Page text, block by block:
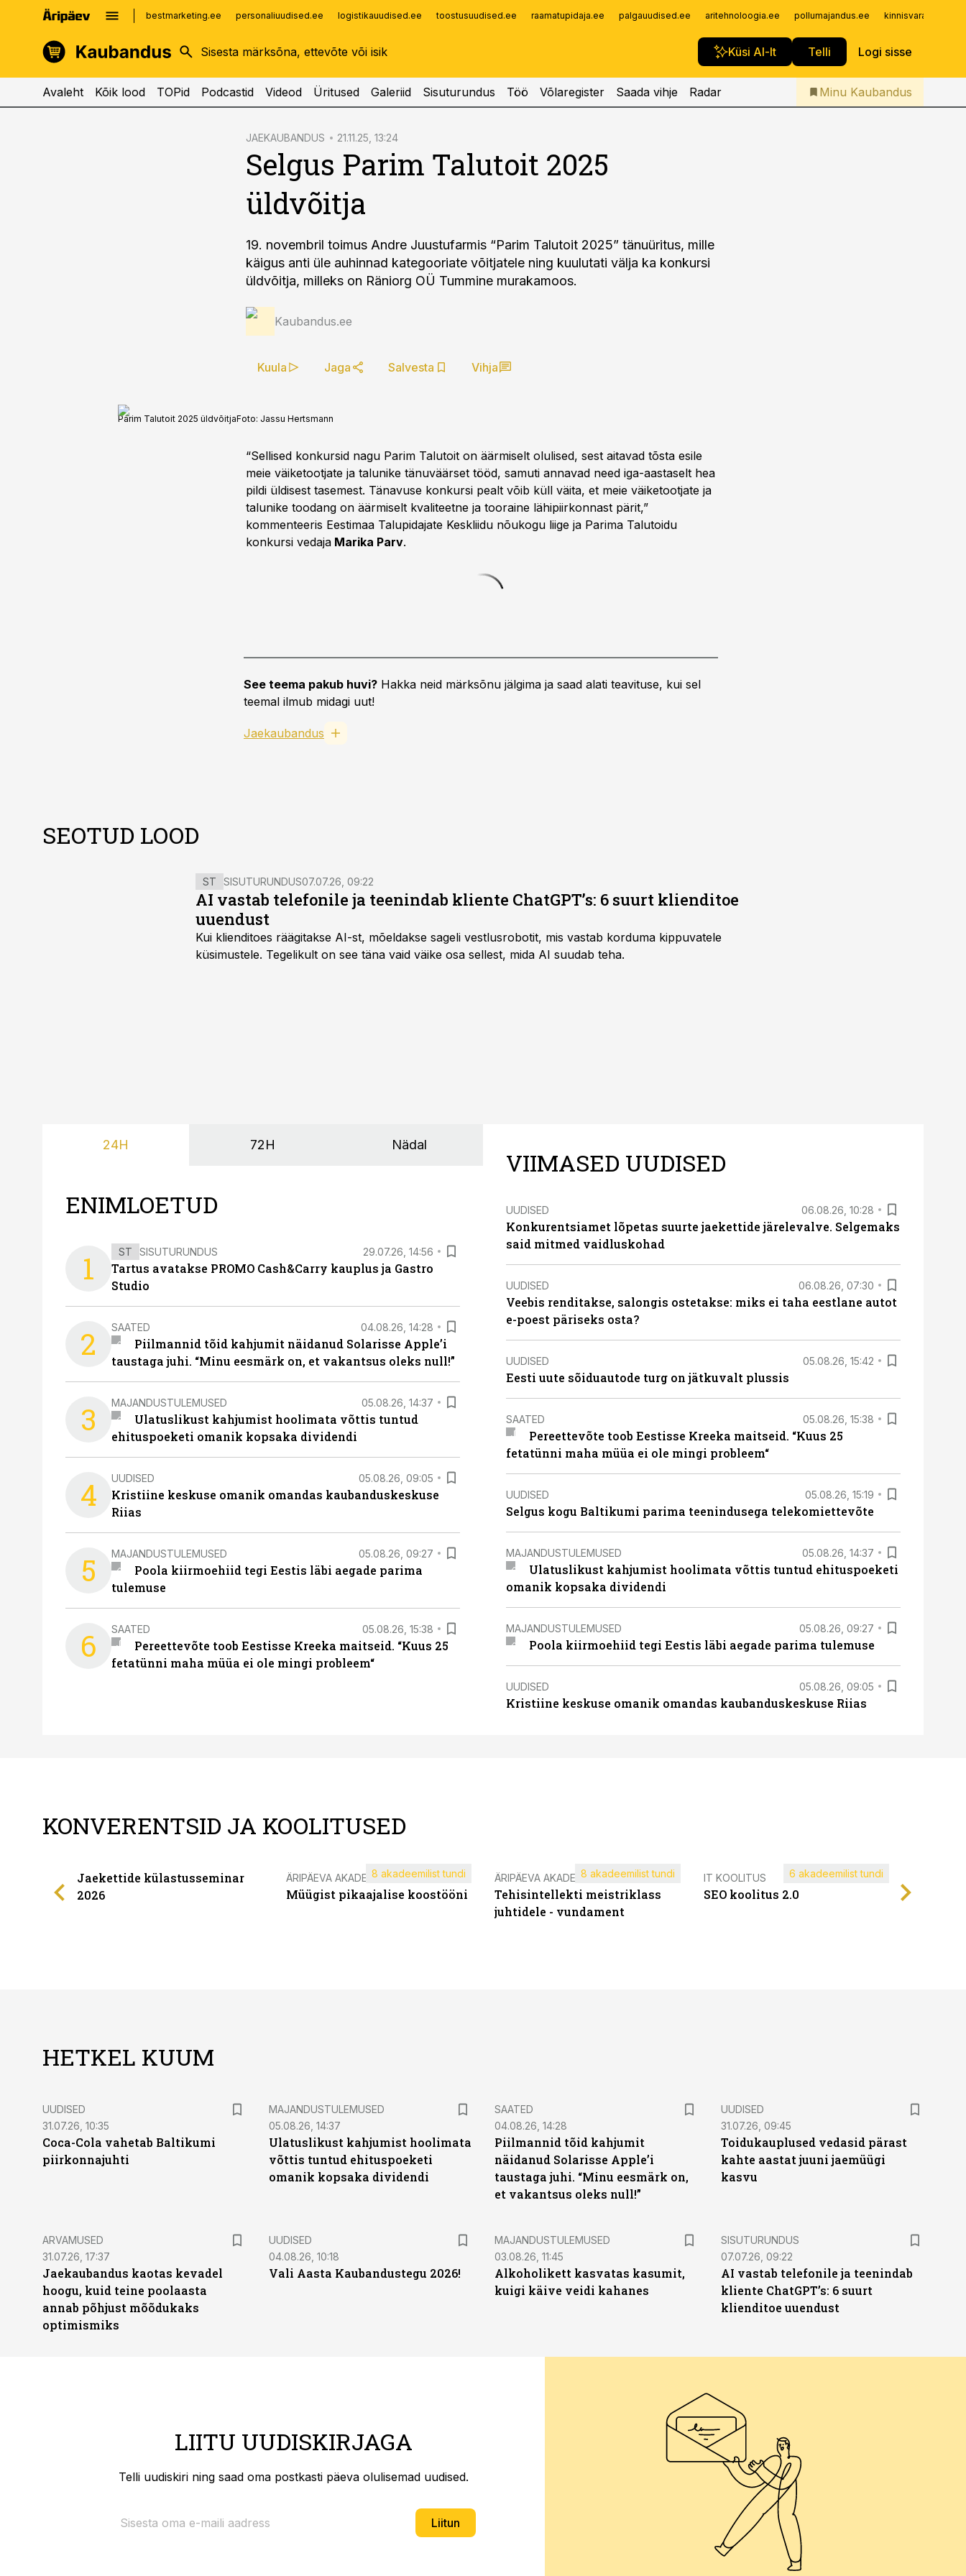
bestmarketing.ee personaliuudised.ee logistikauudised.ee toostusuudised.ee raamatupidaja.ee palgauudised.ee aritehnoloogia.ee pollumajandus.ee
Küsi AI-lt Telli Logi sisse
kinnisvarauudised.ee
logistikauudised.ee
imelineajalugu.ee
Infopank
Iseteenindus
Telli Kaubandus
Avaleht Kõik lood TOPid Podcastid Videod Üritused Galeriid Sisuturundus Töö Võlaregister Saada vihje Radar Minu Kaubandus
JAEKAUBANDUS 21.11.25, 13:24
Selgus Parim Talutoit 2025
üldvõitja
19. novembril toimus Andre Juustufarmis “Parim Talutoit 2025” tänuüritus, mille
käigus anti üle auhinnad kategooriate võitjatele ning kuulutati välja ka konkursi
üldvõitja, milleks on Räniorg OÜ Tummine murakamoos.
Kaubandus.ee
Kuula Jaga Salvesta Vihja
Parim Talutoit 2025 üldvõitjaFoto: Jassu Hertsmann
“Sellised konkursid nagu Parim Talutoit on äärmiselt olulised, sest aitavad tõsta esile
meie väiketootjate ja talunike tänuväärset tööd, samuti annavad need iga-aastaselt hea
pildi üldisest tasemest. Tänavuse konkursi pealt võib küll väita, et meie väiketootjate ja
talunike toodang on äärmiselt kvaliteetne ja tooraine lähipiirkonnast pärit,”
kommenteeris Eestimaa Talupidajate Keskliidu nõukogu liige ja Parima Talutoidu
konkursi vedaja Marika Parv.
See teema pakub huvi? Hakka neid märksõnu jälgima ja saad alati teavituse, kui sel
teemal ilmub midagi uut!
Jaekaubandus
SEOTUD LOOD
ST SISUTURUNDUS07.07.26, 09:22
AI vastab telefonile ja teenindab kliente ChatGPT’s: 6 suurt klienditoe
uuendust
Kui klienditoes räägitakse AI-st, mõeldakse sageli vestlusrobotit, mis vastab korduma kippuvatele
küsimustele. Tegelikult on see täna vaid väike osa sellest, mida AI suudab teha.
24H 72H Nädal
ENIMLOETUD
1 ST SISUTURUNDUS 29.07.26, 14:56
Tartus avatakse PROMO Cash&Carry kauplus ja Gastro
Studio
2 SAATED 04.08.26, 14:28
Piilmannid tõid kahjumit näidanud Solarisse Apple’i
taustaga juhi. “Minu eesmärk on, et vakantsus oleks null!”
3 MAJANDUSTULEMUSED 05.08.26, 14:37
Ulatuslikust kahjumist hoolimata võttis tuntud
ehituspoeketi omanik kopsaka dividendi
4 UUDISED 05.08.26, 09:05
Kristiine keskuse omanik omandas kaubanduskeskuse
Riias
5 MAJANDUSTULEMUSED 05.08.26, 09:27
Poola kiirmoehiid tegi Eestis läbi aegade parima
tulemuse
6 SAATED 05.08.26, 15:38
Pereettevõte toob Eestisse Kreeka maitseid. “Kuus 25
fetatünni maha müüa ei ole mingi probleem“
VIIMASED UUDISED
UUDISED 06.08.26, 10:28
Konkurentsiamet lõpetas suurte jaekettide järelevalve. Selgemaks
said mitmed vaidluskohad
UUDISED 06.08.26, 07:30
Veebis renditakse, salongis ostetakse: miks ei taha eestlane autot
e-poest päriseks osta?
UUDISED 05.08.26, 15:42
Eesti uute sõiduautode turg on jätkuvalt plussis
SAATED 05.08.26, 15:38
Pereettevõte toob Eestisse Kreeka maitseid. “Kuus 25
fetatünni maha müüa ei ole mingi probleem“
UUDISED 05.08.26, 15:19
Selgus kogu Baltikumi parima teenindusega telekomiettevõte
MAJANDUSTULEMUSED 05.08.26, 14:37
Ulatuslikust kahjumist hoolimata võttis tuntud ehituspoeketi
omanik kopsaka dividendi
MAJANDUSTULEMUSED 05.08.26, 09:27
Poola kiirmoehiid tegi Eestis läbi aegade parima tulemuse
UUDISED 05.08.26, 09:05
Kristiine keskuse omanik omandas kaubanduskeskuse Riias
KONVERENTSID JA KOOLITUSED
Jaekettide külastusseminar
2026
ÄRIPÄEVA AKADEEMIA
Müügist pikaajalise koostööni
8 akadeemilist tundi ÄRIPÄEVA AKADEEMIA
Tehisintellekti meistriklass
juhtidele - vundament
8 akadeemilist tundi IT KOOLITUS
SEO koolitus 2.0
6 akadeemilist tundi
HETKEL KUUM
UUDISED
31.07.26, 10:35
Coca-Cola vahetab Baltikumi
piirkonnajuhti
MAJANDUSTULEMUSED
05.08.26, 14:37
Ulatuslikust kahjumist hoolimata
võttis tuntud ehituspoeketi
omanik kopsaka dividendi
SAATED
04.08.26, 14:28
Piilmannid tõid kahjumit
näidanud Solarisse Apple’i
taustaga juhi. “Minu eesmärk on,
et vakantsus oleks null!”
UUDISED
31.07.26, 09:45
Toidukauplused vedasid pärast
kahte aastat juuni jaemüügi
kasvu
ARVAMUSED
31.07.26, 17:37
Jaekaubandus kaotas kevadel
hoogu, kuid teine poolaasta
annab põhjust mõõdukaks
optimismiks
UUDISED
04.08.26, 10:18
Vali Aasta Kaubandustegu 2026!
MAJANDUSTULEMUSED
03.08.26, 11:45
Alkoholikett kasvatas kasumit,
kuigi käive veidi kahanes
ST
SISUTURUNDUS
07.07.26, 09:22
AI vastab telefonile ja teenindab
kliente ChatGPT’s: 6 suurt
klienditoe uuendust
LIITU UUDISKIRJAGA
Telli uudiskiri ning saad oma postkasti päeva olulisemad uudised.
Liitun